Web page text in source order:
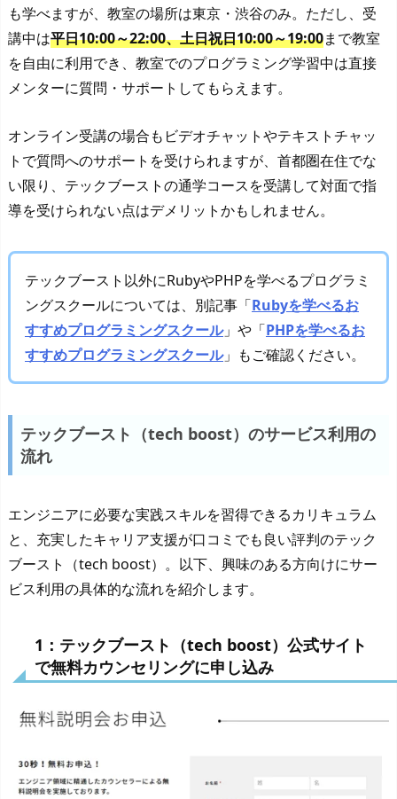
も学べますが、教室の場所は東京・渋谷のみ。ただし、受
講中は平日10:00～22:00、土日祝日10:00～19:00まで教室
を自由に利用でき、教室でのプログラミング学習中は直接
メンターに質問・サポートしてもらえます。
オンライン受講の場合もビデオチャットやテキストチャッ
トで質問へのサポートを受けられますが、首都圏在住でな
い限り、テックブーストの通学コースを受講して対面で指
導を受けられない点はデメリットかもしれません。
テックブースト以外にRubyやPHPを学べるプログラミ
ングスクールについては、別記事「Rubyを学べるお
すすめプログラミングスクール」や「PHPを学べるお
すすめプログラミングスクール」もご確認ください。
テックブースト（tech boost）のサービス利用の
流れ
エンジニアに必要な実践スキルを習得できるカリキュラム
と、充実したキャリア支援が口コミでも良い評判のテック
ブースト（tech boost）。以下、興味のある方向けにサー
ビス利用の具体的な流れを紹介します。
1：テックブースト（tech boost）公式サイト
で無料カウンセリングに申し込み